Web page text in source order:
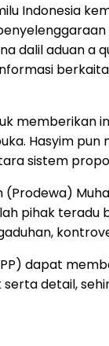
Indonesia
dalil aduan a
Hasyim
sistem
pihak
dapat
detail,